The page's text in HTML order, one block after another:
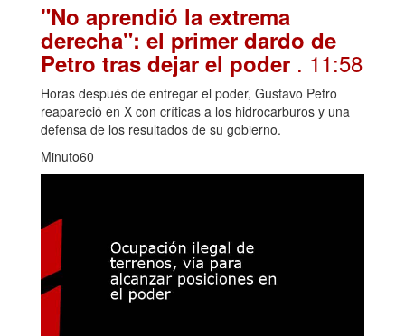
"No aprendió la extrema
derecha": el primer dardo de
Petro tras dejar el poder . 11:58
Horas después de entregar el poder, Gustavo Petro
reapareció en X con críticas a los hidrocarburos y una
defensa de los resultados de su gobierno.
Minuto60